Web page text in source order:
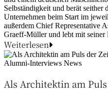
Selbständigkeit und berät seither
Unternehmen beim Start im
außerdem Chief Representative
Graeff-Müller und lebt mit seiner
Weiterlesen
Alumni-Interviews News
Als Architektin am